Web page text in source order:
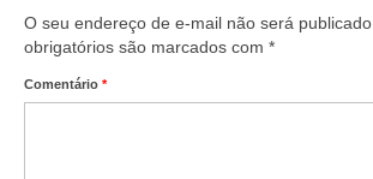
O seu endereço de e-mail não será publicado.
obrigatórios são marcados com *
Comentário *